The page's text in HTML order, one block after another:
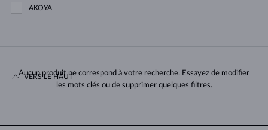
AKOYA
Aucun produit ne correspond à votre recherche. Essayez de modifier
les mots clés ou de supprimer quelques filtres.
VERS LE HAUT